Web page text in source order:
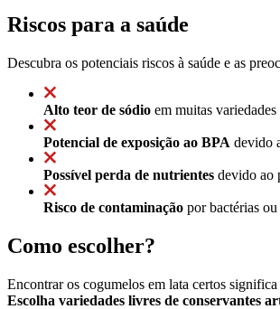
Riscos para a saúde
Descubra os potenciais riscos à saúde e as
Alto teor de sódio em muitas
Potencial de exposição ao BPA devido
Possível perda de nutrientes devido ao
Risco de contaminação por bactérias
Como escolher?
Encontrar os cogumelos em lata certos
Escolha variedades livres de conservantes